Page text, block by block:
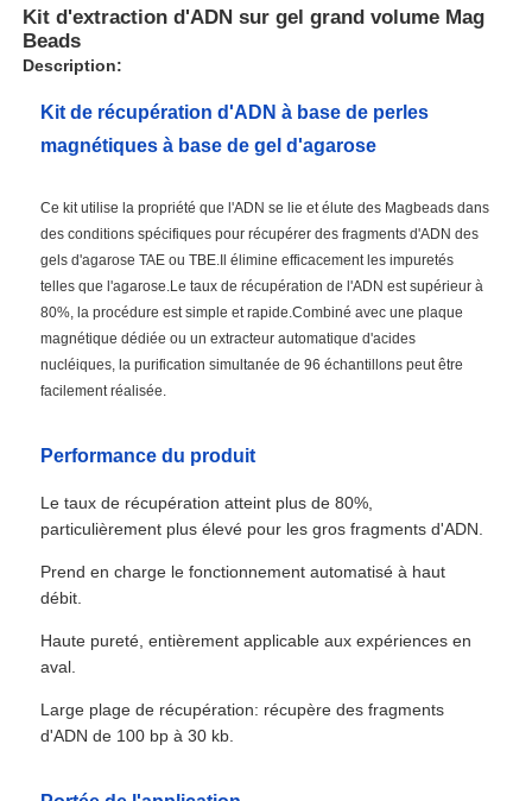
Kit d'extraction d'ADN sur gel grand volume Mag
Beads
Description:
Kit de récupération d'ADN à base de perles
magnétiques à base de gel d'agarose
Ce kit utilise la propriété que l'ADN se lie et élute des Magbeads dans
des conditions spécifiques pour récupérer des fragments d'ADN des
gels d'agarose TAE ou TBE.Il élimine efficacement les impuretés
telles que l'agarose.Le taux de récupération de l'ADN est supérieur à
80%, la procédure est simple et rapide.Combiné avec une plaque
magnétique dédiée ou un extracteur automatique d'acides
nucléiques, la purification simultanée de 96 échantillons peut être
facilement réalisée.
Performance du produit
Le taux de récupération atteint plus de 80%,
particulièrement plus élevé pour les gros fragments d'ADN.
Prend en charge le fonctionnement automatisé à haut
débit.
Haute pureté, entièrement applicable aux expériences en
aval.
Large plage de récupération: récupère des fragments
d'ADN de 100 bp à 30 kb.